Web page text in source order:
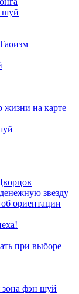
шуй
на карте
звезду
ориентации
при выборе
зона фэн шуй